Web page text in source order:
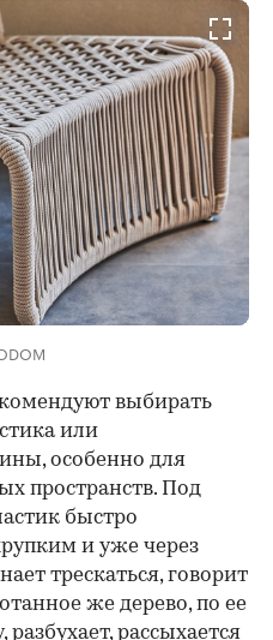
выбирать
или
особенно для
пространств. Под
быстро
и уже через
трескаться, говорит
же дерево, по ее
разбухает, рассыхается